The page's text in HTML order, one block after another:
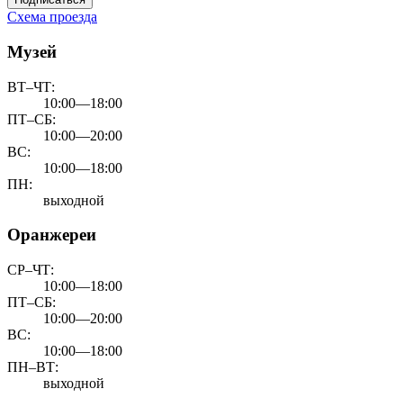
Схема проезда
Музей
ВТ–ЧТ:
10:00—18:00
ПТ–СБ:
10:00—20:00
ВС:
10:00—18:00
ПН:
выходной
Оранжереи
СР–ЧТ:
10:00—18:00
ПТ–СБ:
10:00—20:00
ВС:
10:00—18:00
ПН–ВТ:
выходной